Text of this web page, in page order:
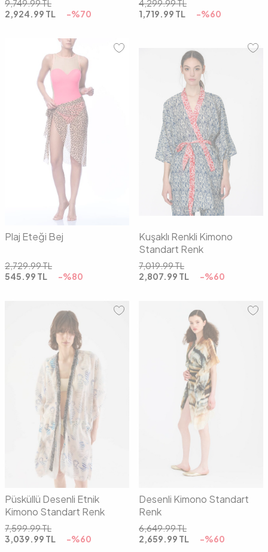
9,749.99TL
2,924.99 TL -%70
4,299.99TL
1,719.99 TL -%60
01 02
Plaj Eteği Bej
2,729.99TL
545.99 TL -%80
01 02
Kuşaklı Renkli Kimono
Standart Renk
7,019.99TL
2,807.99 TL -%60
00
Püsküllü Desenli Etnik
Kimono Standart Renk
7,599.99TL
3,039.99 TL -%60
00
Desenli Kimono Standart
Renk
6,649.99TL
2,659.99 TL -%60